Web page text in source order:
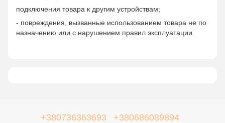
подключения товара к другим устройствам;
- повреждения, вызванные использованием товара не по
назначению или с нарушением правил эксплуатации.
+380736363693 +380686089894